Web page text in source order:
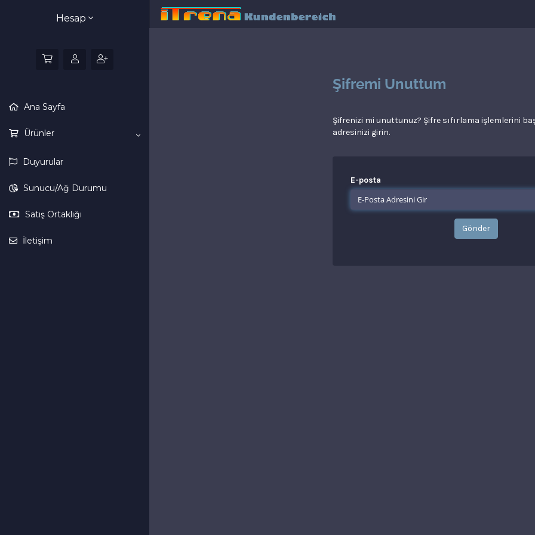
Hesap
Ana Sayfa
Ürünler
Duyurular
Sunucu/Ağ Durumu
Satış Ortaklığı
İletişim
Şifremi Unuttum
Şifrenizi mi unuttunuz? Şifre sıfırlama işlemlerini
adresinizi girin.
E-posta
Gönder